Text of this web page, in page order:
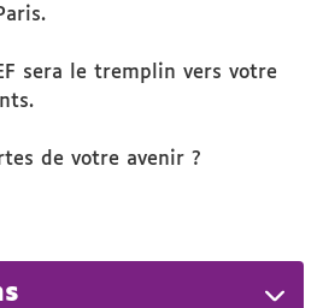
sera le tremplin vers votre
de votre avenir ?